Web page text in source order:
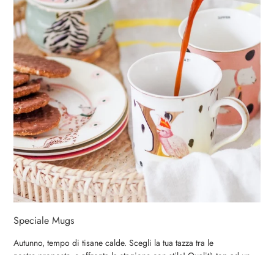
Speciale Mugs
Autunno, tempo di tisane calde. Scegli la tua tazza tra le